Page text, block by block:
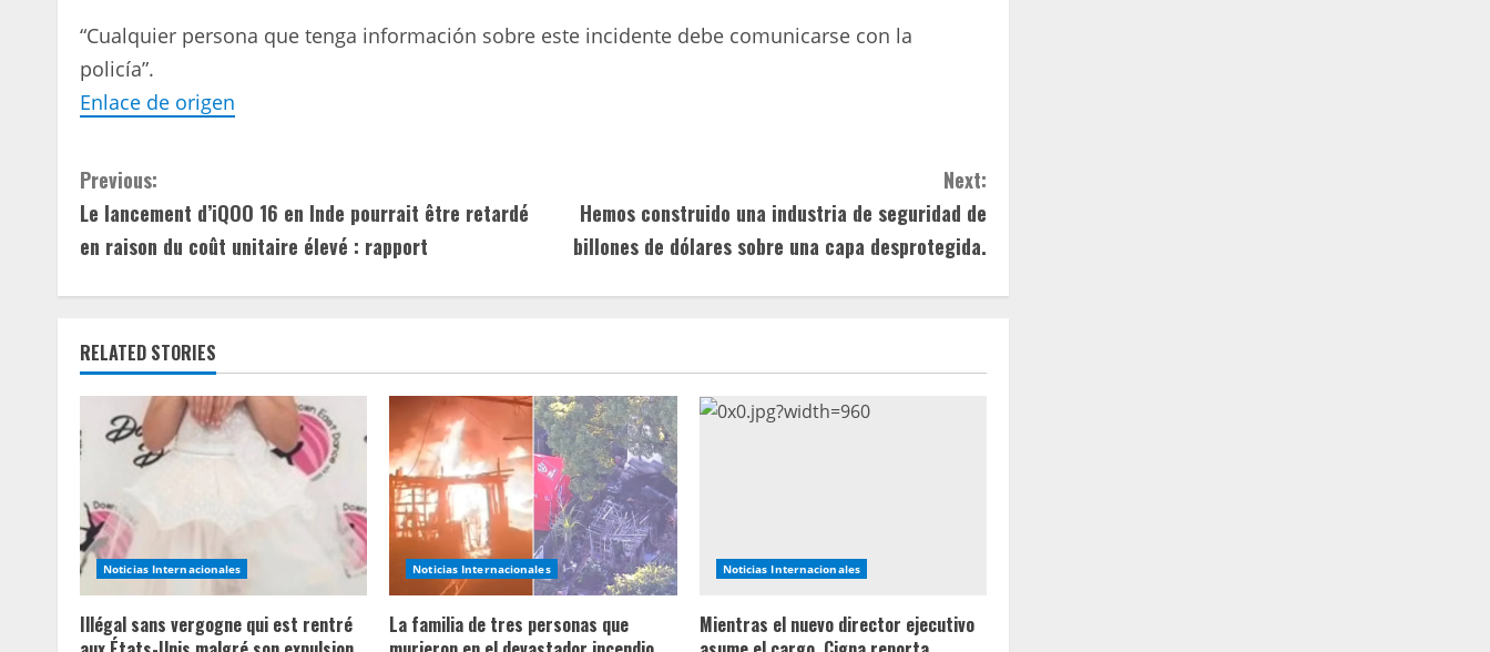
“Cualquier persona que tenga información sobre este incidente debe comunicarse con la
policía”.
Enlace de origen
C
o
i
n
u
e
R
e
Previous:
Le lancement d’iQOO 16 en Inde pourrait être retardé
en raison du coût unitaire élevé : rapport
Next:
Hemos construido una industria de seguridad de
billones de dólares sobre una capa desprotegida.
RELATED STORIES
Noticias Internacionales
Illégal sans vergogne qui est rentré
Noticias Internacionales
La familia de tres personas que
Noticias Internacionales
Mientras el nuevo director ejecutivo